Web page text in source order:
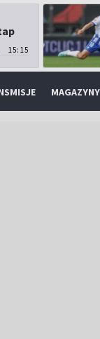
15:15
MAGAZYNY